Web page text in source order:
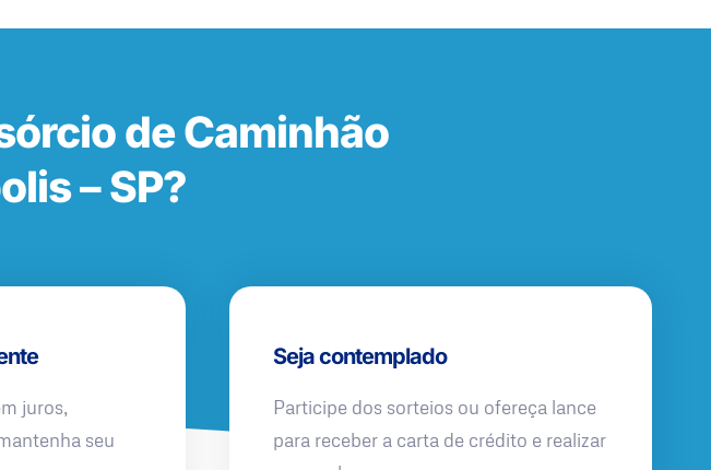
de Caminhão
– SP?
juros,
seu
Seja contemplado
Participe dos sorteios ou ofereça lance
para receber a carta de crédito e realizar